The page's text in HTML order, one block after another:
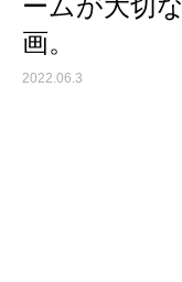
画。
2022.06.3